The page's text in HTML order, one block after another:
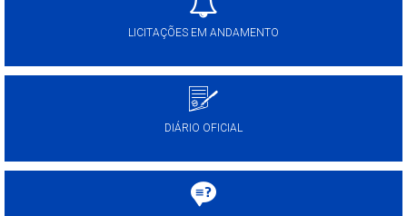
LICITAÇÕES EM ANDAMENTO
DIÁRIO OFICIAL